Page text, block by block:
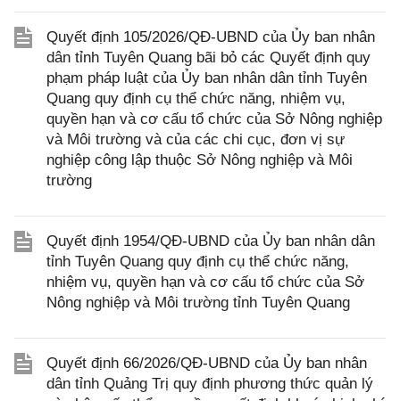
Quyết định 105/2026/QĐ-UBND của Ủy ban nhân
dân tỉnh Tuyên Quang bãi bỏ các Quyết định quy
phạm pháp luật của Ủy ban nhân dân tỉnh Tuyên
Quang quy định cụ thể chức năng, nhiệm vụ,
quyền hạn và cơ cấu tổ chức của Sở Nông nghiệp
và Môi trường và của các chi cục, đơn vị sự
nghiệp công lập thuộc Sở Nông nghiệp và Môi
trường
Quyết định 1954/QĐ-UBND của Ủy ban nhân dân
tỉnh Tuyên Quang quy định cụ thể chức năng,
nhiệm vụ, quyền hạn và cơ cấu tổ chức của Sở
Nông nghiệp và Môi trường tỉnh Tuyên Quang
Quyết định 66/2026/QĐ-UBND của Ủy ban nhân
dân tỉnh Quảng Trị quy định phương thức quản lý